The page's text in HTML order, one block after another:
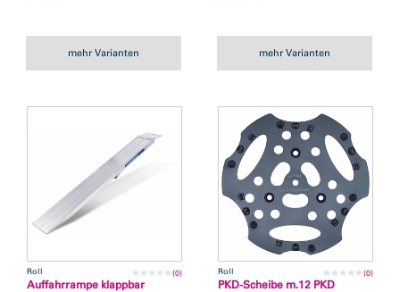
mehr Varianten mehr Varianten
Roll (0)
Auffahrrampe klappbar
Roll (0)
PKD-Scheibe m.12 PKD